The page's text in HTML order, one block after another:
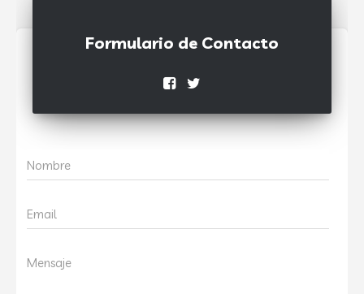
Formulario de Contacto
Nombre
Email
Mensaje